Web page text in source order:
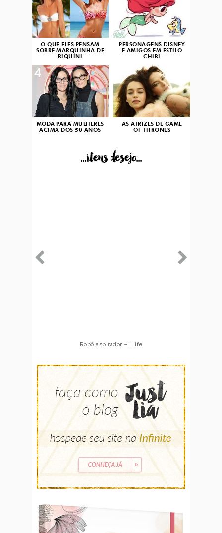
O QUE ELES PENSAM
SOBRE MARQUINHA DE
BIQUÍNI
PERSONAGENS DISNEY
E AMIGOS EM ESTILO
CHIBI
MODA PARA MULHERES
ACIMA DOS 50 ANOS
4
AS ATRIZES DE GAME
OF THRONES
...itens desejo...
Robô aspirador – ILife